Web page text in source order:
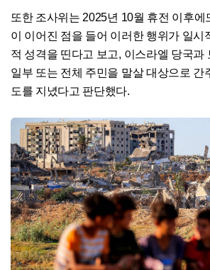
또한 조사위는 2025년 10월 휴전 이후에
이 이어진 점을 들어 이러한 행위가 일시
적 성격을 띤다고 보고, 이스라엘 당국과
일부 또는 전체 주민을 말살 대상으로 간
도를 지녔다고 판단했다.